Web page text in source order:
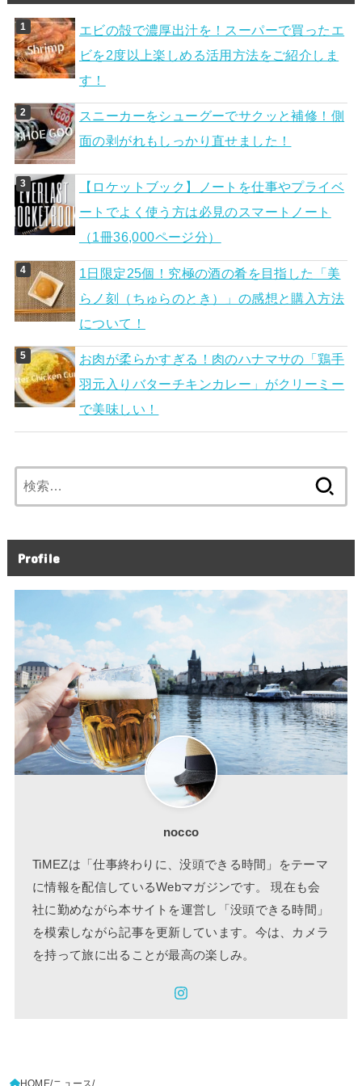
エビの殻で濃厚出汁を！スーパーで買ったエ
ビを2度以上楽しめる活用方法をご紹介しま
す！
スニーカーをシューグーでサクッと補修！側
面の剥がれもしっかり直せました！
【ロケットブック】ノートを仕事やプライベ
ートでよく使う方は必見のスマートノート
（1冊36,000ページ分）
1日限定25個！究極の酒の肴を目指した「美
らノ刻（ちゅらのとき）」の感想と購入方法
について！
お肉が柔らかすぎる！肉のハナマサの「鶏手
羽元入りバターチキンカレー」がクリーミー
で美味しい！
索:
Profile
nocco
TiMEZは「仕事終わりに、没頭できる時間」をテーマ
に情報を配信しているWebマガジンです。 現在も会
社に勤めながら本サイトを運営し「没頭できる時間」
を模索しながら記事を更新しています。今は、カメラ
を持って旅に出ることが最高の楽しみ。
HOME ニュース